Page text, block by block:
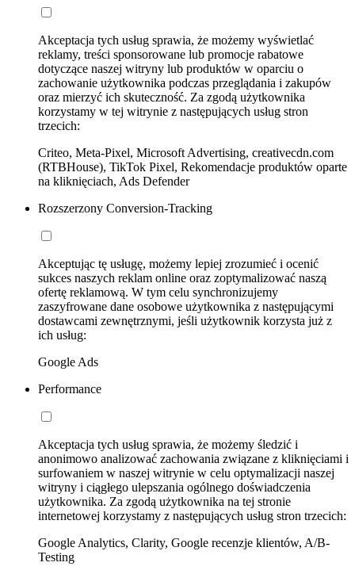
Akceptacja tych usług sprawia, że możemy wyświetlać
reklamy, treści sponsorowane lub promocje rabatowe
dotyczące naszej witryny lub produktów w oparciu o
zachowanie użytkownika podczas przeglądania i zakupów
oraz mierzyć ich skuteczność. Za zgodą użytkownika
korzystamy w tej witrynie z następujących usług stron
trzecich:
Criteo, Meta-Pixel, Microsoft Advertising, creativecdn.com
(RTBHouse), TikTok Pixel, Rekomendacje produktów oparte
na kliknięciach, Ads Defender
Rozszerzony Conversion-Tracking
Akceptując tę usługę, możemy lepiej zrozumieć i ocenić
sukces naszych reklam online oraz zoptymalizować naszą
ofertę reklamową. W tym celu synchronizujemy
zaszyfrowane dane osobowe użytkownika z następującymi
dostawcami zewnętrznymi, jeśli użytkownik korzysta już z
ich usług:
Google Ads
Performance
Akceptacja tych usług sprawia, że możemy śledzić i
anonimowo analizować zachowania związane z kliknięciami i
surfowaniem w naszej witrynie w celu optymalizacji naszej
witryny i ciągłego ulepszania ogólnego doświadczenia
użytkownika. Za zgodą użytkownika na tej stronie
internetowej korzystamy z następujących usług stron trzecich:
Google Analytics, Clarity, Google recenzje klientów, A/B-
Testing